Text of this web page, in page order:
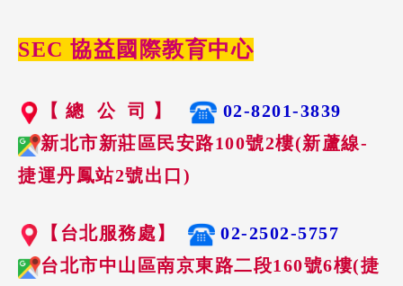
SEC 協益國際教育中心
【 總 公 司 】
02-8201-3839
新北市新莊區民安路100號2樓(新蘆線-
捷運丹鳳站2號出口)
【台北服務處】
02-2502-5757
台北市中山區南京東路二段160號6樓(捷